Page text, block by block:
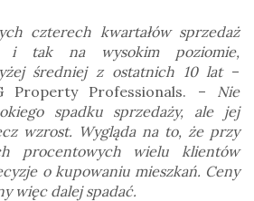
czterech kwartałów sprzedaż
i tak na wysokim poziomie,
średniej z ostatnich 10 lat –
Property Professionals. – Nie
spadku sprzedaży, ale jej
wzrost. Wygląda na to, że przy
procentowych wielu klientów
o kupowaniu mieszkań. Ceny
więc dalej spadać.